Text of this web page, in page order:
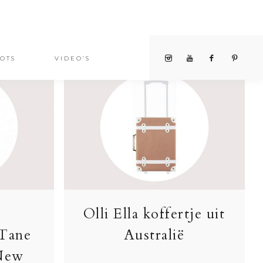
VIDEO’S
Olli Ella koffertje uit
Australië